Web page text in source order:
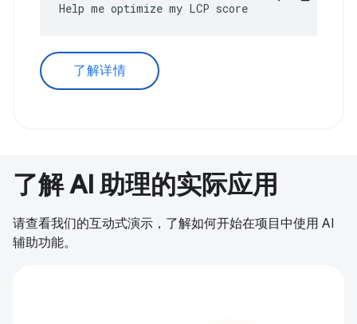
Help me optimize my LCP score
了解详情
了解 AI 助理的实际应用
请查看我们的互动式演示，了解如何开始在项目中使用 AI
辅助功能。